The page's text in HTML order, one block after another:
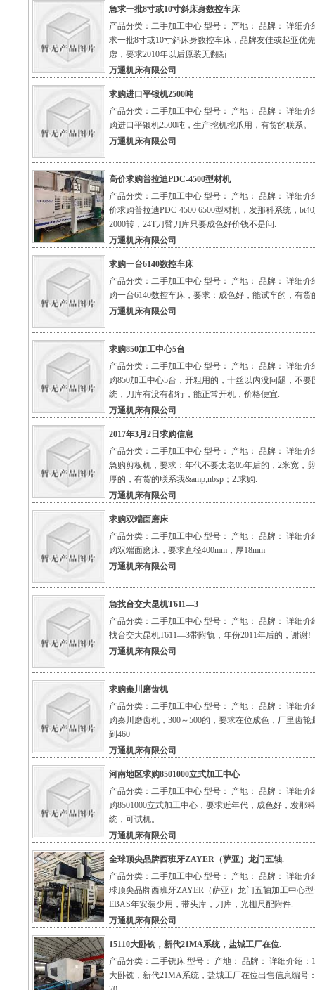
急求一批8寸或10寸斜床身数控车床
产品分类：二手加工中心 型号： 产地： 品牌： 详细介
求一批8寸或10寸斜床身数控车床，品牌友佳或起亚优
虑，要求2010年以后原装无翻新
万通机床有限公司
求购进口平锻机2500吨
产品分类：二手加工中心 型号： 产地： 品牌： 详细介
购进口平锻机2500吨，生产挖机挖爪用，有货的联系。
万通机床有限公司
高价求购普拉迪PDC-4500型材机
产品分类：二手加工中心 型号： 产地： 品牌： 详细介
价求购普拉迪PDC-4500 6500型材机，发那科系统，
2000转，24T刀臂刀库只要成色好价钱不是问.
万通机床有限公司
求购一台6140数控车床
产品分类：二手加工中心 型号： 产地： 品牌： 详细介
购一台6140数控车床，要求：成色好，能试车的，有货
万通机床有限公司
求购850加工中心5台
产品分类：二手加工中心 型号： 产地： 品牌： 详细介
购850加工中心5台，开粗用的，十丝以内没问题，不要
统，刀库有没有都行，能正常开机，价格便宜.
万通机床有限公司
2017年3月2日求购信息
产品分类：二手加工中心 型号： 产地： 品牌： 详细介
急购剪板机，要求：年代不要太老05年后的，2米宽，
厚的，有货的联系我&amp;nbsp；2.求购.
万通机床有限公司
求购双端面磨床
产品分类：二手加工中心 型号： 产地： 品牌： 详细介
购双端面磨床，要求直径400mm，厚18mm
万通机床有限公司
急找台交大昆机T611—3
产品分类：二手加工中心 型号： 产地： 品牌： 详细介
找台交大昆机T611—3带附轨，年份2011年后的，谢谢!
万通机床有限公司
求购秦川磨齿机
产品分类：二手加工中心 型号： 产地： 品牌： 详细介
购秦川磨齿机，300～500的，要求在位成色，厂里齿轮
到460
万通机床有限公司
河南地区求购8501000立式加工中心
产品分类：二手加工中心 型号： 产地： 品牌： 详细介
购8501000立式加工中心，要求近年代，成色好，发那
统，可试机。
万通机床有限公司
全球顶尖品牌西班牙ZAYER（萨亚）龙门五轴.
产品分类：二手加工中心 型号： 产地： 品牌： 详细介
球顶尖品牌西班牙ZAYER（萨亚）龙门五轴加工中心
EBAS年安装少用，带头库，刀库，光栅尺配附件.
万通机床有限公司
15110大卧铣，新代21MA系统，盐城工厂在位.
产品分类：二手铣床 型号： 产地： 品牌： 详细介绍：
大卧铣，新代21MA系统，盐城工厂在位出售信息编号